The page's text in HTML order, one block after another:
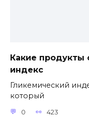
Какие продукты
индекс
Гликемический
который
0 423